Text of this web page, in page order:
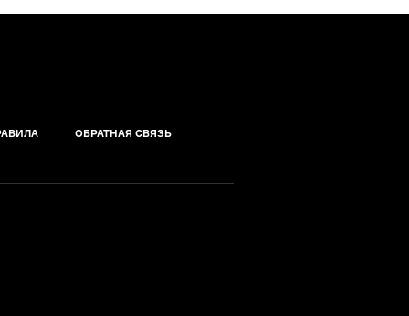
ОБРАТНАЯ СВЯЗЬ